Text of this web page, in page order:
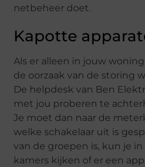
netbeheer doet.
Kapotte
Als er alleen in jouw
de oorzaak van de storing
De helpdesk van Ben
met jou proberen te
Je moet dan naar de
welke schakelaar uit is
van de groepen is, kun je
kamers kijken of er een